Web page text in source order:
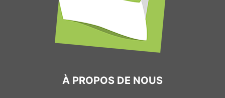
À PROPOS DE NOUS